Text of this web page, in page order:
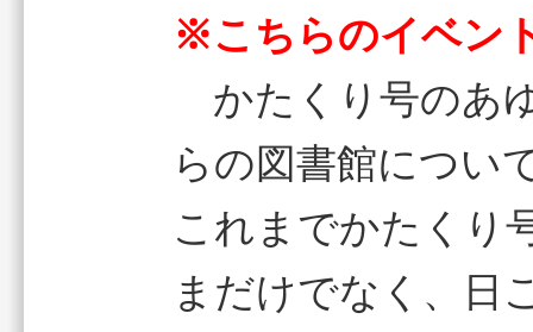
※こちらのイベン
かたくり号のあ
らの図書館につい
これまでかたくり
まだけでなく、日